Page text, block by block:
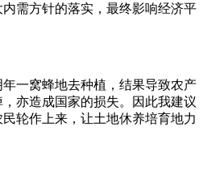
需方针的落实，最终影响经济平
一窝蜂地去种植，结果导致农产
亦造成国家的损失。因此我建议
轮作上来，让土地休养培育地力